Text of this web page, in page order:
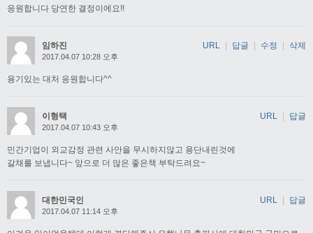
응원합니다 당연한 결정이에요!!
임하진
2017.04.07 10:28 오후
용기있는 대처 응원합니다^^
URL 답글 수정 삭제
이형택
2017.04.07 10:43 오후
민간기업이 외교감정 관련 사안을 무시하지않고 용단내린것에
갈채를 보냅니다~ 앞으로 더 많은 좋은책 부탁드려요~
URL | 답글
대한민국인
2017.04.07 11:14 오후
URL | 답글